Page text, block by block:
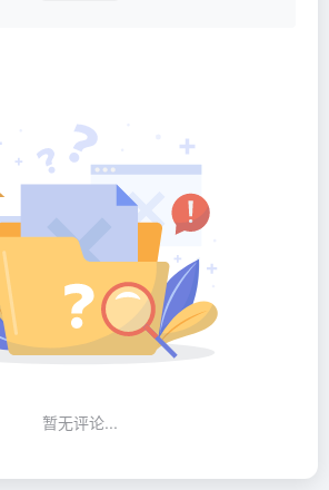
暂无评论...